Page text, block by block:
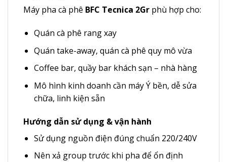
Máy pha cà phê BFC Tecnica 2Gr phù hợp cho:
Quán cà phê rang xay
Quán take-away, quán cà phê quy mô vừa
Coffee bar, quầy bar khách sạn – nhà hàng
Mô hình kinh doanh cần máy Ý bền, dễ sửa
chữa, linh kiện sẵn
Hướng dẫn sử dụng & vận hành
Sử dụng nguồn điện đúng chuẩn 220/240V
Nên xả group trước khi pha để ổn định